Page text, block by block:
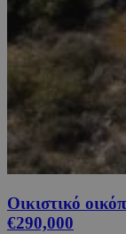
Οικιστικό
€290,000